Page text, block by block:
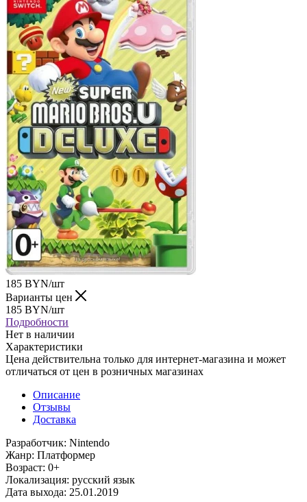
185 BYN/шт
Варианты цен
185 BYN/шт
Подробности
Нет в наличии
Характеристики
Цена действительна только для интернет-магазина и может
отличаться от цен в розничных магазинах
Описание
Отзывы
Доставка
Разработчик: Nintendo
Жанр: Платформер
Возраст: 0+
Локализация: русский язык
Дата выхода: 25.01.2019